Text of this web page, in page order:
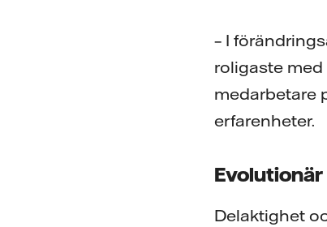
– I
roligaste
medarbetare
erfarenheter.
Delaktighet